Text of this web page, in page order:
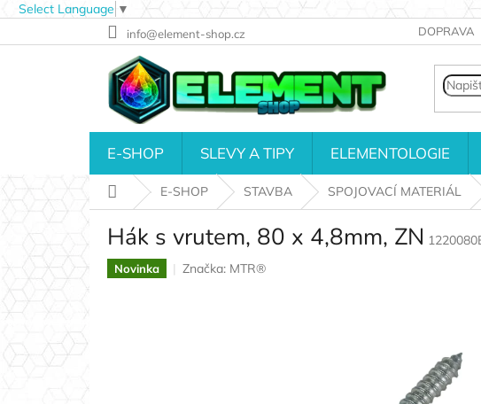
Select Language ▼
na
info@element-shop.cz DOPRAVA
E-SHOP SLEVY A TIPY ELEMENTOLOGIE
Domů E-SHOP STAVBA SPOJOVACÍ MATERIÁL
Hák s vrutem, 80 x 4,8mm, ZN
Novinka Značka: MTR®